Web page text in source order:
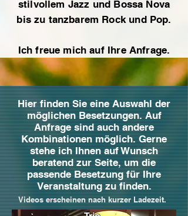
stilvollem Jazz und Bossa Nova
bis zu tanzbarem Rock und Pop.
Ich freue mich auf Ihre Anfrage.
Hier finden Sie eine Auswahl der
möglichen Besetzungen. Auf
Anfrage sind auch andere
Kombinationen möglich. Gerne
stehe ich Ihnen auf Wunsch
beratend zur Seite, um die
passende Besetzung für Ihre
Veranstaltung zu finden.
Videos erscheinen nach kurzer Ladezeit.